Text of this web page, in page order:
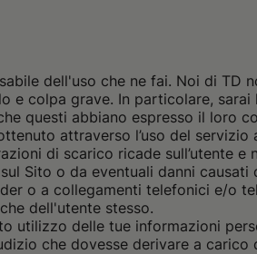
dell'uso che ne fai. Noi di
e colpa grave. In particolare,
questi abbiano espresso il loro
attraverso l’uso del
di scarico ricade sull’utente
Sito o da eventuali danni
o a collegamenti telefonici e/o
dell'utente stesso.
utilizzo delle tue informazioni
che dovesse derivare a